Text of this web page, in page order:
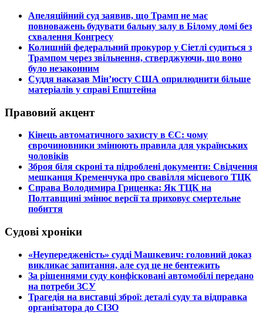
​Апеляційний суд заявив, що Трамп не має
повноважень будувати бальну залу в Білому домі без
схвалення Конгресу
​Колишній федеральний прокурор у Сіетлі судиться з
Трампом через звільнення, стверджуючи, що воно
було незаконним
​Суддя наказав Мін’юсту США оприлюднити більше
матеріалів у справі Епштейна
Правовий акцент
​Кінець автоматичного захисту в ЄС: чому
єврочиновники змінюють правила для українських
чоловіків
​Зброя біля скроні та підроблені документи: Свідчення
мешканця Кременчука про свавілля місцевого ТЦК
​Справа Володимира Гриценка: Як ТЦК на
Полтавщині змінює версії та приховує смертельне
побиття
Судові хроніки
​«Неупередженість» судді Машкевич: головний доказ
викликає запитання, але суд це не бентежить
​За рішеннями суду конфісковані автомобілі передано
на потреби ЗСУ
​Трагедія на виставці зброї: деталі суду та відправка
організатора до СІЗО